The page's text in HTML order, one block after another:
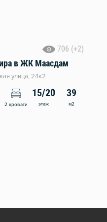
706 (+2)
в ЖК Маасдам
улица, 24к2
2 кровати
15/20
этаж
39
м2